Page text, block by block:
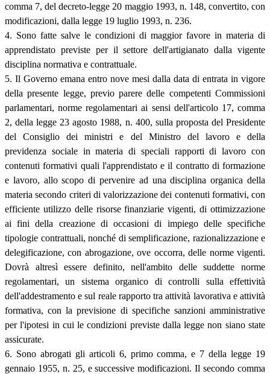
comma 7, del decreto-legge 20 maggio 1993, n. 148, convertito, con
modificazioni, dalla legge 19 luglio 1993, n. 236.
4. Sono fatte salve le condizioni di maggior favore in materia di
apprendistato previste per il settore dell'artigianato dalla vigente
disciplina normativa e contrattuale.
5. Il Governo emana entro nove mesi dalla data di entrata in vigore
della presente legge, previo parere delle competenti Commissioni
parlamentari, norme regolamentari ai sensi dell'articolo 17, comma
2, della legge 23 agosto 1988, n. 400, sulla proposta del Presidente
del Consiglio dei ministri e del Ministro del lavoro e della
previdenza sociale in materia di speciali rapporti di lavoro con
contenuti formativi quali l'apprendistato e il contratto di formazione
e lavoro, allo scopo di pervenire ad una disciplina organica della
materia secondo criteri di valorizzazione dei contenuti formativi, con
efficiente utilizzo delle risorse finanziarie vigenti, di ottimizzazione
ai fini della creazione di occasioni di impiego delle specifiche
tipologie contrattuali, nonché di semplificazione, razionalizzazione e
delegificazione, con abrogazione, ove occorra, delle norme vigenti.
Dovrà altresì essere definito, nell'ambito delle suddette norme
regolamentari, un sistema organico di controlli sulla effettività
dell'addestramento e sul reale rapporto tra attività lavorativa e attività
formativa, con la previsione di specifiche sanzioni amministrative
per l'ipotesi in cui le condizioni previste dalla legge non siano state
assicurate.
6. Sono abrogati gli articoli 6, primo comma, e 7 della legge 19
gennaio 1955, n. 25, e successive modificazioni. Il secondo comma